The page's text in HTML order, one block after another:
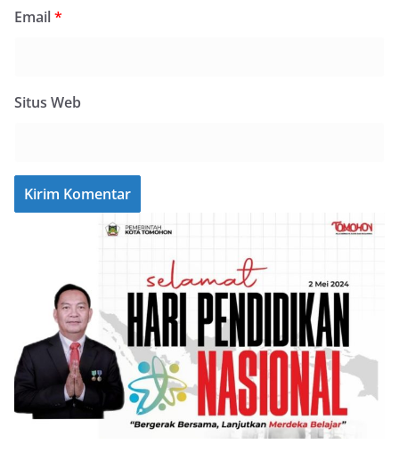
Email*
Situs Web